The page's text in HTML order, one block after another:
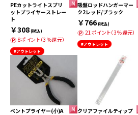
PEカットライトスプリ
ットプライヤーストレー
ト
￥308(税込)
8ポイント（3％還元）
#アウトレット
吸盤ロッドハンガーマー
ク2レッド/ブラック
￥766(税込)
21ポイント（3％還元）
#アウトレット
ベントプライヤー(小)A
クリアファイルティップ